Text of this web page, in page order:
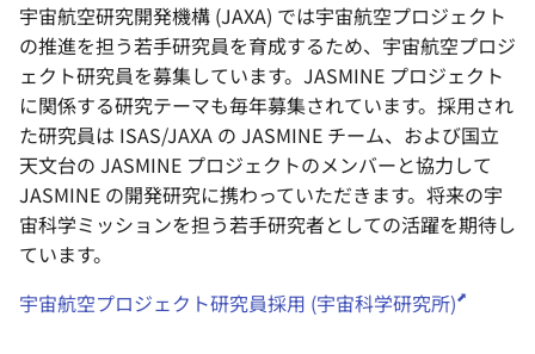
宇宙航空研究開発機構 (JAXA) では宇宙航空プロジェクト
の推進を担う若手研究員を育成するため、宇宙航空プロジ
ェクト研究員を募集しています。JASMINE プロジェクト
に関係する研究テーマも毎年募集されています。採用され
た研究員は ISAS/JAXA の JASMINE チーム、および国立
天文台の JASMINE プロジェクトのメンバーと協力して
JASMINE の開発研究に携わっていただきます。将来の宇
宙科学ミッションを担う若手研究者としての活躍を期待し
ています。
宇宙航空プロジェクト研究員採用 (宇宙科学研究所)